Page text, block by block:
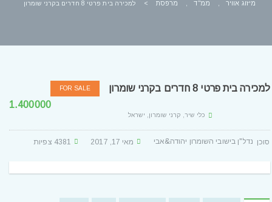
מיזוג אוויר ממ"ד מרפסת > למכירה בית פרטי 8 חדרים בקרני שומרון
למכירה בית פרטי 8 חדרים בקרני שומרון FOR SALE
1.400000
כלי שיר, קרני שומרון, ישראל
נדל"ן בישובי השומרון יהודה&אבי מאי 17, 2017 4381 צפיות